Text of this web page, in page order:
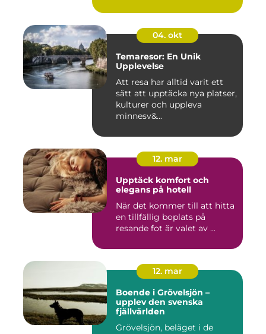
04. okt
Temaresor: En Unik
Upplevelse
Att resa har alltid varit ett
sätt att upptäcka nya platser,
kulturer och uppleva
minnesv&...
12. mar
Upptäck komfort och
elegans på hotell
När det kommer till att hitta
en tillfällig boplats på
resande fot är valet av ...
12. mar
Boende i Grövelsjön –
upplev den svenska
fjällvärlden
Grövelsjön, beläget i de